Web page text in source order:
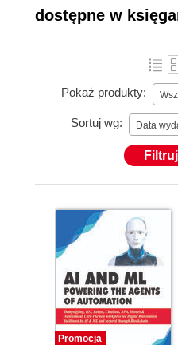
dostępne w
Pokaż produkty:
Sortuj wg: Data
Promocja